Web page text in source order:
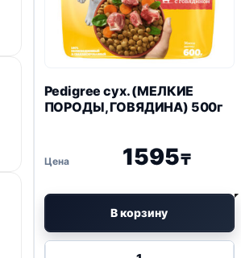
Pedigree сух. (МЕЛКИЕ
ПОРОДЫ, ГОВЯДИНА) 500г
1595₸
В корзину